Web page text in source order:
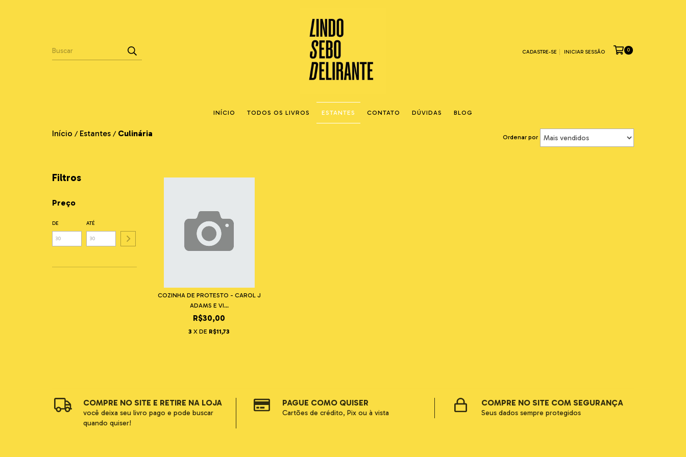
CADASTRE-SE INICIAR SESSÃO 0
INÍCIO TODOS OS LIVROS ESTANTES CONTATO DÚVIDAS BLOG
Início / Estantes / Culinária Ordenar por
Filtros
Preço
DE ATÉ
COZINHA DE PROTESTO - CAROL J
ADAMS E VI...
R$30,00
3 X DE R$11,73
COMPRE NO SITE E RETIRE NA LOJA
você deixa seu livro pago e pode buscar
quando quiser!
PAGUE COMO QUISER
Cartões de crédito, Pix ou à vista
COMPRE NO SITE COM SEGURANÇA
Seus dados sempre protegidos